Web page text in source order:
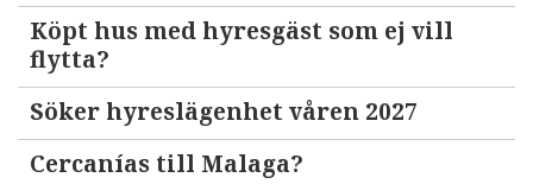
Köpt hus med hyresgäst som ej vill
flytta?
Söker hyreslägenhet våren 2027
Cercanías till Malaga?